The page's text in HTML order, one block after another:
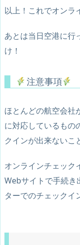
以上！これでオンラ
あとは当日空港に行
け！
注意事項
ほとんどの航空会社
に対応しているもの
クインが出来ないこ
オンラインチェック
Webサイトで手続き
ターでのチェックイ